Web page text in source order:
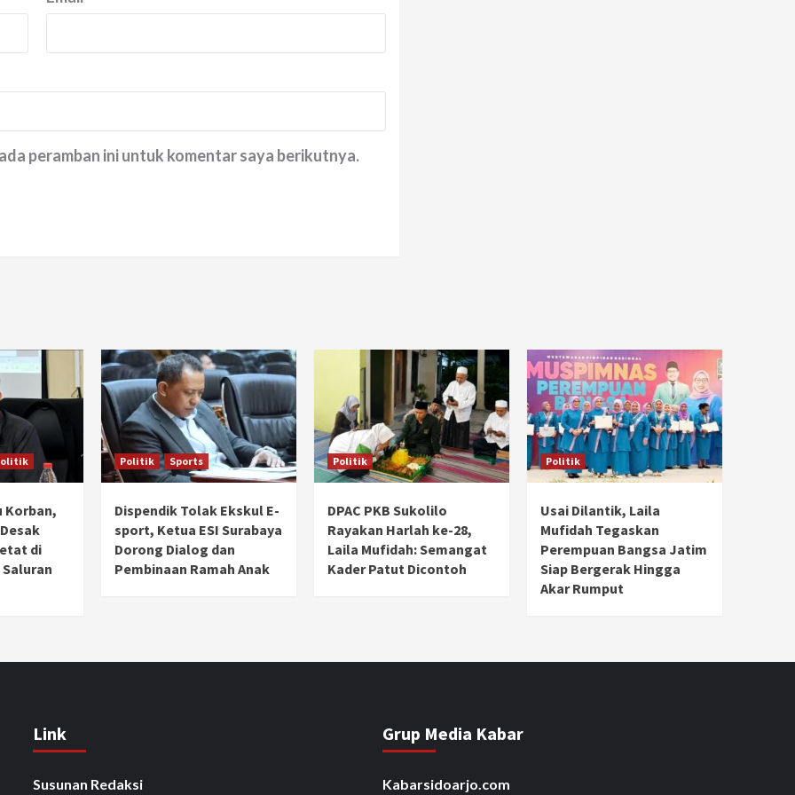
peramban ini untuk komentar saya berikutnya.
Korban,
di
Politik Sports
Dispendik Tolak Ekskul E-
sport, Ketua ESI Surabaya
Dorong Dialog dan
Pembinaan Ramah Anak
Politik
DPAC PKB Sukolilo
Rayakan Harlah ke-28,
Laila Mufidah: Semangat
Kader Patut Dicontoh
Politik
Usai Dilantik, Laila
Mufidah Tegaskan
Perempuan Bangsa Jatim
Siap Bergerak Hingga
Akar Rumput
Link
Susunan Redaksi
Grup Media Kabar
Kabarsidoarjo.com